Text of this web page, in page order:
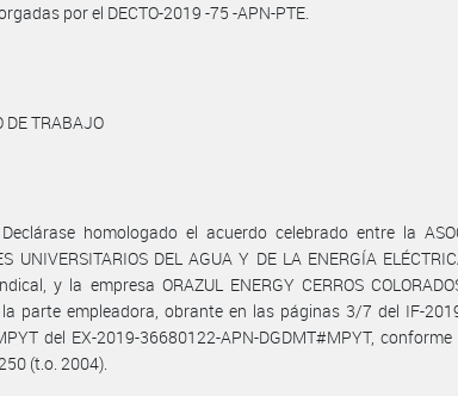
por el DECTO-2019 -75 -APN-PTE.
DE TRABAJO
Declárase homologado el acuerdo celebrado entre la
UNIVERSITARIOS DEL AGUA Y DE LA ENERGÍA
y la empresa ORAZUL ENERGY CERROS
parte empleadora, obrante en las páginas 3/7 del IF-
del EX-2019-36680122-APN-DGDMT#MPYT,
(t.o. 2004).